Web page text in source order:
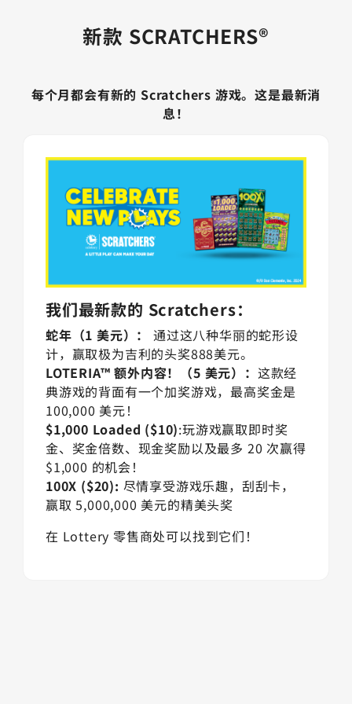
新款 SCRATCHERS®
每个月都会有新的 Scratchers 游戏。这是最新消
息！
我们最新款的 Scratchers：
蛇年（1 美元）：
通过这八种华丽的蛇形设
计，赢取极为吉利的头奖888美元。
LOTERIA™ 额外内容！（5 美元）： 这款经
典游戏的背面有一个加奖游戏，最高奖金是
100,000 美元！
$1,000 Loaded ($10):玩游戏赢取即时奖
金、奖金倍数、现金奖励以及最多 20 次赢得
$1,000 的机会！
100X ($20): 尽情享受游戏乐趣，刮刮卡，
赢取 5,000,000 美元的精美头奖
在 Lottery 零售商处可以找到它们！